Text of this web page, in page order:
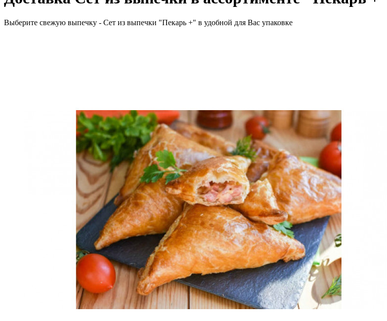
Выберите свежую выпечку - Сет из выпечки "Пекарь +" в удобной для Вас упаковке